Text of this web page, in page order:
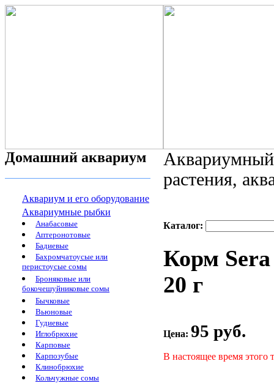
Домашний аквариум
Аквариум и его оборудование
Аквариумные рыбки
Анабасовые
Аптеронотовые
Бадиевые
Бахромчатоусые или
перистоусые сомы
Броняковые или
бокочешуйниковые сомы
Бычковые
Вьюновые
Гудиевые
Иглобрюхие
Карповые
Карпозубые
Клинобрюхие
Кольчужные сомы
растения,
Каталог:
Корм
20 г
Цена: 95 руб.
В настоящее время этого